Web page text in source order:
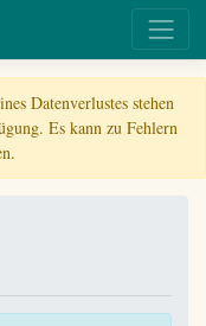
Datenverlustes stehen
Es kann zu Fehlern